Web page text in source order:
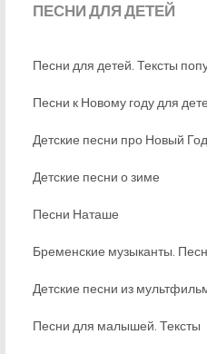
ПЕСНИДЛЯ ДЕТЕЙ
Песни для детей. Тексты
Песни к Новому году для
Детские песни про Новый Год
Детские песни о зиме
Песни Наташе
Бременские музыканты.
Детские песни из
Песни для малышей. Тексты